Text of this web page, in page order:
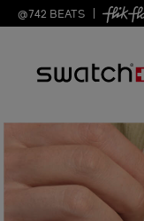
@ 742 BEATS